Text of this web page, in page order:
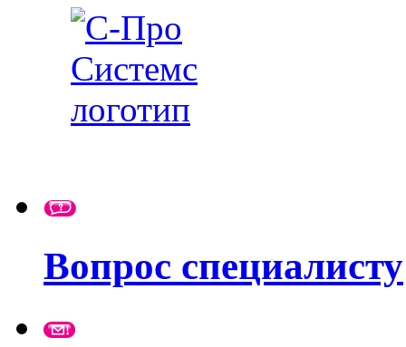
Вопрос специалисту